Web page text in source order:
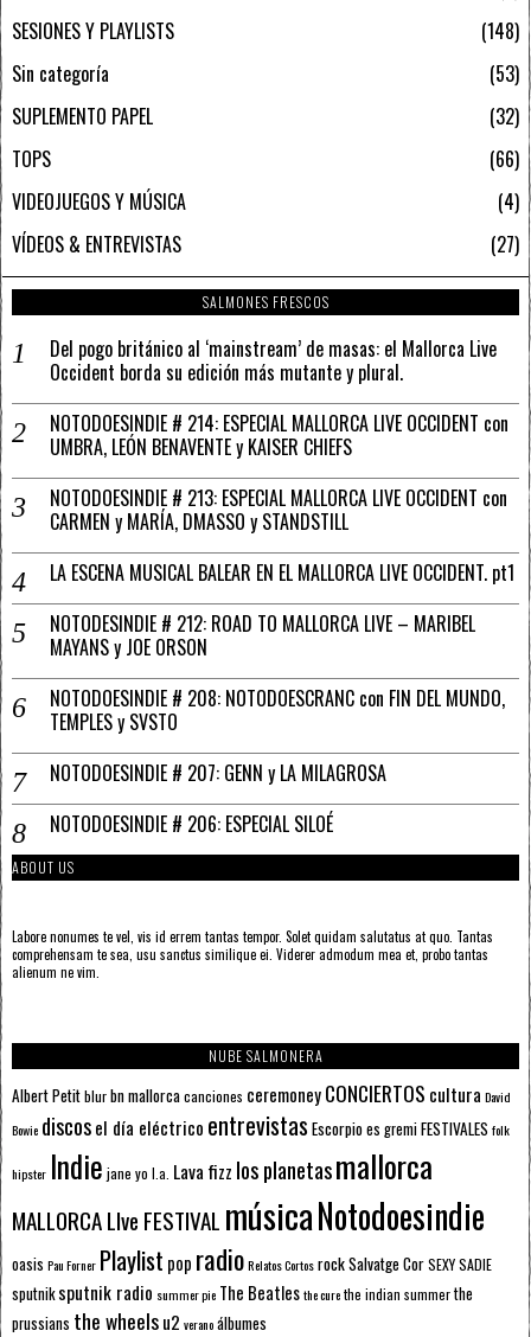
SESIONES Y PLAYLISTS
148
Sin categoría
53
SUPLEMENTO PAPEL
32
TOPS
66
VIDEOJUEGOS Y MÚSICA
4
VÍDEOS & ENTREVISTAS
27
SALMONES FRESCOS
Del pogo británico al ‘mainstream’ de masas: el Mallorca Live
Occident borda su edición más mutante y plural.
NOTODOESINDIE # 214: ESPECIAL MALLORCA LIVE OCCIDENT con
UMBRA, LEÓN BENAVENTE y KAISER CHIEFS
NOTODOESINDIE # 213: ESPECIAL MALLORCA LIVE OCCIDENT con
CARMEN y MARÍA, DMASSO y STANDSTILL
LA ESCENA MUSICAL BALEAR EN EL MALLORCA LIVE OCCIDENT. pt1
NOTODESINDIE # 212: ROAD TO MALLORCA LIVE – MARIBEL
MAYANS y JOE ORSON
NOTODOESINDIE # 208: NOTODOESCRANC con FIN DEL MUNDO,
TEMPLES y SVSTO
NOTODOESINDIE # 207: GENN y LA MILAGROSA
NOTODOESINDIE # 206: ESPECIAL SILOÉ
ABOUT US
Labore nonumes te vel, vis id errem tantas tempor. Solet quidam salutatus at quo. Tantas
comprehensam te sea, usu sanctus similique ei. Viderer admodum mea et, probo tantas
alienum ne vim.
NUBE SALMONERA
Albert Petitblurbn mallorcacanciones ceremoneyCONCIERTOS cultura David
Bowie discosel día eléctrico entrevistas Escorpioes gremiFESTIVALES folk
hipster Indie jane yo l.a. Lava fizz los planetasmallorca
MALLORCA LIve FESTIVAL músicaNotodoesindie
oasis Pau Forner Playlist pop radioRelatos CortosrockSalvatge CorSEXY SADIE
sputnik sputnik radio summer pie The Beatlesthe curethe indian summerthe
prussians the wheelsu2 veranoálbumes